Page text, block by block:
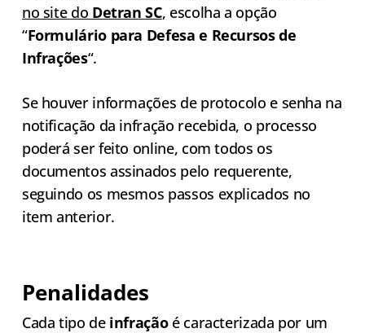
no site do Detran SC, escolha a opção
“Formulário para Defesa e Recursos de
Infrações“.
Se houver informações de protocolo e senha na
notificação da infração recebida, o processo
poderá ser feito online, com todos os
documentos assinados pelo requerente,
seguindo os mesmos passos explicados no
item anterior.
Penalidades
Cada tipo deinfraçãoé caracterizada por um